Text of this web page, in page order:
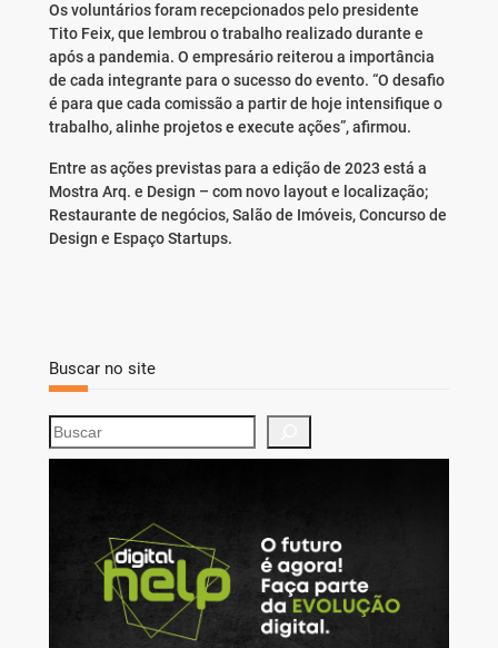
Os voluntários foram recepcionados pelo presidente
Tito Feix, que lembrou o trabalho realizado durante e
após a pandemia. O empresário reiterou a importância
de cada integrante para o sucesso do evento. “O desafio
é para que cada comissão a partir de hoje intensifique o
trabalho, alinhe projetos e execute ações”, afirmou.
Entre as ações previstas para a edição de 2023 está a
Mostra Arq. e Design – com novo layout e localização;
Restaurante de negócios, Salão de Imóveis, Concurso de
Design e Espaço Startups.
Buscar no site
S
e